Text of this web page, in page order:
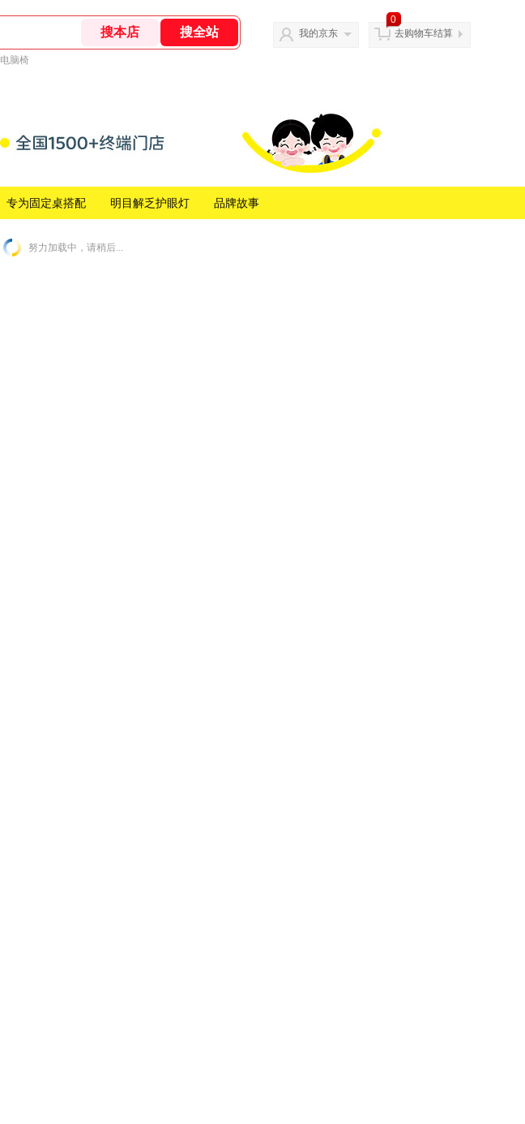
电脑椅
我的京东
0
去购物车结算
专为固定桌搭配 明目解乏护眼灯 品牌故事
努力加载中，请稍后...